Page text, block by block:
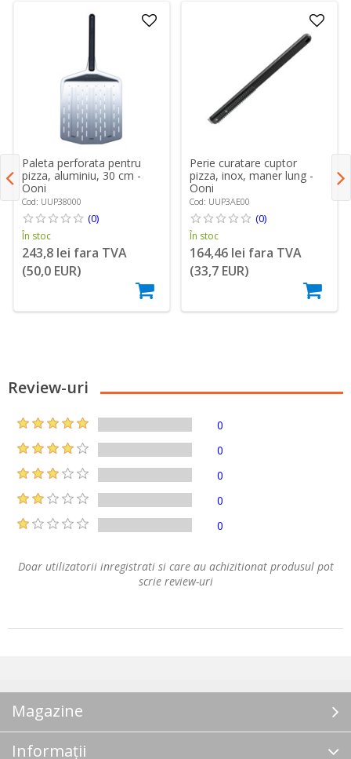
Paleta perforata pentru
pizza, aluminiu, 30 cm -
Ooni
Cod: UUP38000
(0)
În stoc
243,8 lei fara TVA
(50,0 EUR)
Perie curatare cuptor
pizza, inox, maner lung -
Ooni
Cod: UUP3AE00
(0)
În stoc
164,46 lei fara TVA
(33,7 EUR)
Review-uri
0
0
0
0
0
Doar utilizatorii inregistrati si care au achizitionat produsul pot
scrie review-uri
Magazine
Informații